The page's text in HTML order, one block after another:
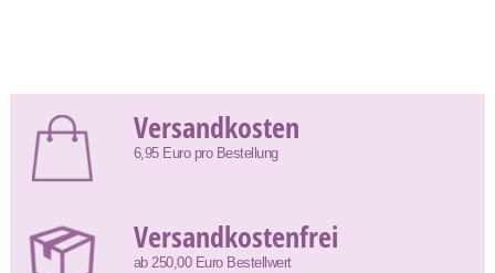
Versandkosten
6,95 Euro pro Bestellung
Versandkostenfrei
ab 250,00 Euro Bestellwert